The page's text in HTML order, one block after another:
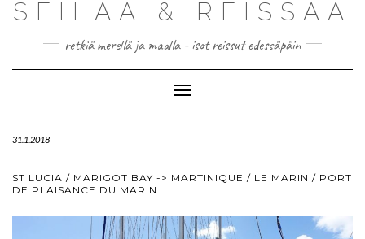
SEILAA & REISSAA
retkiä merellä ja maalla - isot reissut edessäpäin
Toggle
Navigation
31.1.2018
ST LUCIA / MARIGOT BAY -> MARTINIQUE / LE MARIN / PORT
DE PLAISANCE DU MARIN